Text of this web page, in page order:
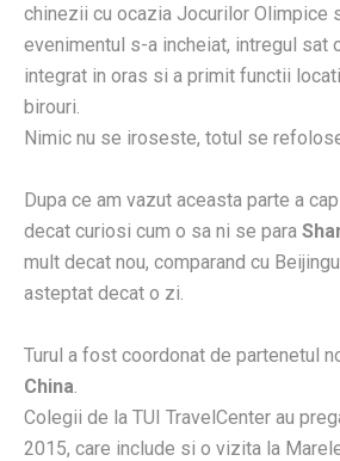
chinezii cu ocazia Jocurilor Olimpice
evenimentul s-a incheiat, intregul sat
integrat in oras si a primit functii
birouri.
Nimic nu se iroseste, totul se
Dupa ce am vazut aceasta parte a
decat curiosi cum o sa ni se para
mult decat nou, comparand cu
asteptat decat o zi.
Turul a fost coordonat de partenetul
China
Colegii de la TUI TravelCenter au
2015, care include si o vizita la